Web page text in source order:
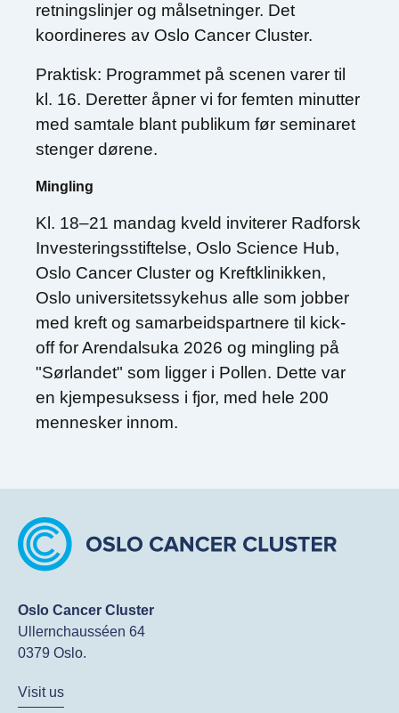
retningslinjer og målsetninger. Det
koordineres av Oslo Cancer Cluster.
Praktisk: Programmet på scenen varer til
kl. 16. Deretter åpner vi for femten minutter
med samtale blant publikum før seminaret
stenger dørene.
Mingling
Kl. 18–21 mandag kveld inviterer Radforsk
Investeringsstiftelse, Oslo Science Hub,
Oslo Cancer Cluster og Kreftklinikken,
Oslo universitetssykehus alle som jobber
med kreft og samarbeidspartnere til kick-
off for Arendalsuka 2026 og mingling på
"Sørlandet" som ligger i Pollen. Dette var
en kjempesuksess i fjor, med hele 200
mennesker innom.
Oslo Cancer Cluster
Ullernchausséen 64
0379 Oslo.
Visit us